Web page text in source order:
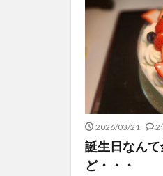
2026/03/21 2
誕生日なん
ど・・・